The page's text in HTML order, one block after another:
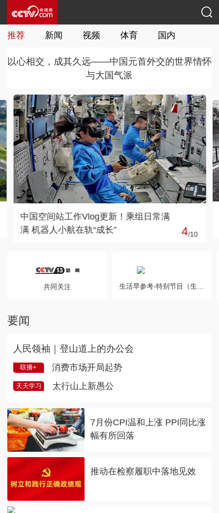
推荐 新闻 视频 体育 国内
以心相交，成其久远——中国元首外交的世界情怀
与大国气派
抢险、转移……分秒必争！多方力量筑
牢防汛防台风民生防线 5/10
共同关注 生活早参考-特别节目（生活圈
要闻
人民领袖｜登山道上的办公会
联播+ 消费市场开局起势
天天学习 太行山上新愚公
7月份CPI温和上涨 PPI同比涨
幅有所回落
推动在检察履职中落地见效